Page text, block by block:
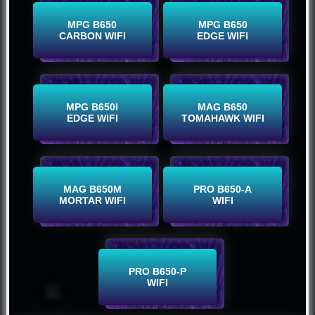
MPG B650
CARBON WIFI
Buy Now
MPG B650
EDGE WIFI
Buy Now
MPG B650I
EDGE WIFI
Buy Now
MAG B650
TOMAHAWK WIFI
Buy Now
MAG B650M
MORTAR WIFI
Buy Now
PRO B650-A
WIFI
Buy Now
PRO B650-P
WIFI
Buy Now